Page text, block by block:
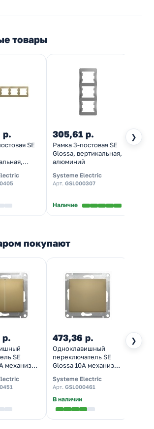
товары
❯
р.
SE
305,61 р.
Рамка 3-постовая SE
Glossa, вертикальная,
алюминий
Systeme Electric
Арт. GSL000307
Наличие
покупают
❯
р.
SE
механизм,
473,36 р.
Одноклавишный
переключатель SE
Glossa 10A механизм,
Systeme Electric
Арт. GSL000461
В наличии